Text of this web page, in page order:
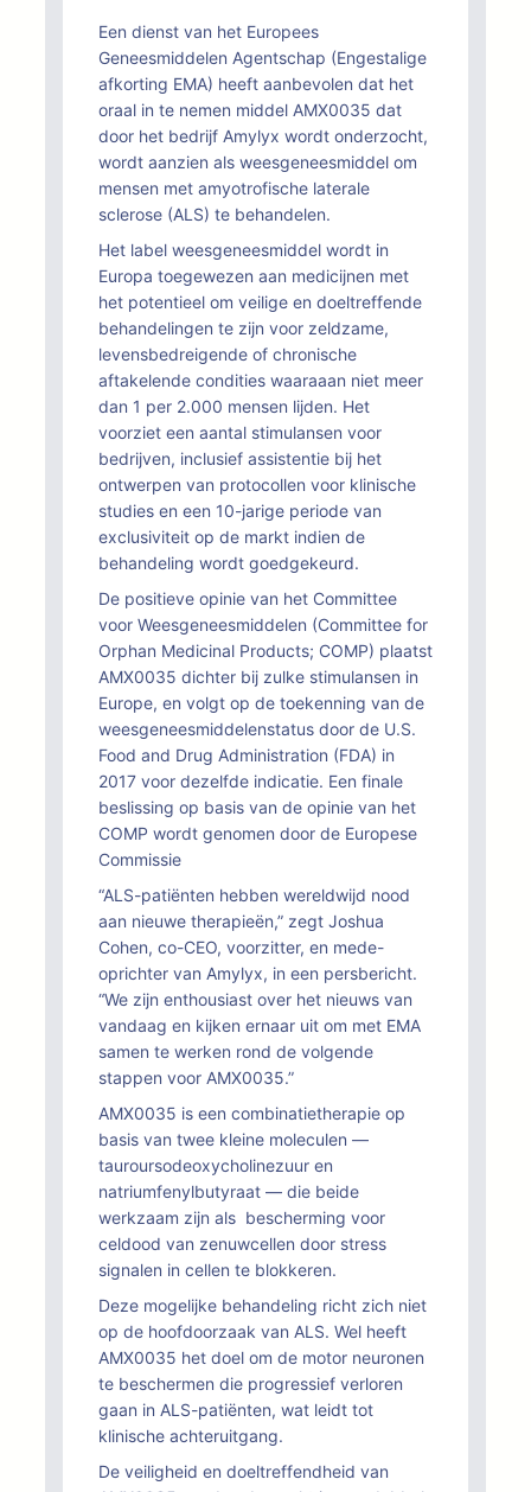
Een dienst van het Europees
Geneesmiddelen Agentschap (Engestalige
afkorting EMA) heeft aanbevolen dat het
oraal in te nemen middel AMX0035 dat
door het bedrijf Amylyx wordt onderzocht,
wordt aanzien als weesgeneesmiddel om
mensen met amyotrofische laterale
sclerose (ALS) te behandelen.
Het label weesgeneesmiddel wordt in
Europa toegewezen aan medicijnen met
het potentieel om veilige en doeltreffende
behandelingen te zijn voor zeldzame,
levensbedreigende of chronische
aftakelende condities waaraaan niet meer
dan 1 per 2.000 mensen lijden. Het
voorziet een aantal stimulansen voor
bedrijven, inclusief assistentie bij het
ontwerpen van protocollen voor klinische
studies en een 10-jarige periode van
exclusiviteit op de markt indien de
behandeling wordt goedgekeurd.
De positieve opinie van het Committee
voor Weesgeneesmiddelen (Committee for
Orphan Medicinal Products; COMP) plaatst
AMX0035 dichter bij zulke stimulansen in
Europe, en volgt op de toekenning van de
weesgeneesmiddelenstatus door de U.S.
Food and Drug Administration (FDA) in
2017 voor dezelfde indicatie. Een finale
beslissing op basis van de opinie van het
COMP wordt genomen door de Europese
Commissie
“ALS-patiënten hebben wereldwijd nood
aan nieuwe therapieën,” zegt Joshua
Cohen, co-CEO, voorzitter, en mede-
oprichter van Amylyx, in een persbericht.
“We zijn enthousiast over het nieuws van
vandaag en kijken ernaar uit om met EMA
samen te werken rond de volgende
stappen voor AMX0035.”
AMX0035 is een combinatietherapie op
basis van twee kleine moleculen —
tauroursodeoxycholinezuur en
natriumfenylbutyraat — die beide
werkzaam zijn als bescherming voor
celdood van zenuwcellen door stress
signalen in cellen te blokkeren.
Deze mogelijke behandeling richt zich niet
op de hoofdoorzaak van ALS. Wel heeft
AMX0035 het doel om de motor neuronen
te beschermen die progressief verloren
gaan in ALS-patiënten, wat leidt tot
klinische achteruitgang.
De veiligheid en doeltreffendheid van